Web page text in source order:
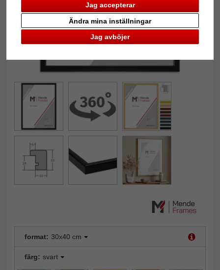
Jag accepterar
Jag avböjer
Ändra mina inställningar
format: 30x40 cm
färg: svart